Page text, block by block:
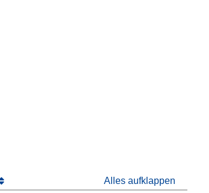
Alles aufklappen